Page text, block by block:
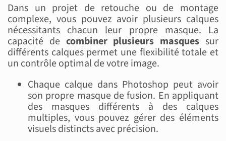
Dans un projet de retouche ou de montage
complexe, vous pouvez avoir plusieurs calques
nécessitants chacun leur propre masque. La
capacité de combiner plusieurs masques sur
différents calques permet une flexibilité totale et
un contrôle optimal de votre image.
Chaque calque dans Photoshop peut avoir
son propre masque de fusion. En appliquant
des masques différents à des calques
multiples, vous pouvez gérer des éléments
visuels distincts avec précision.